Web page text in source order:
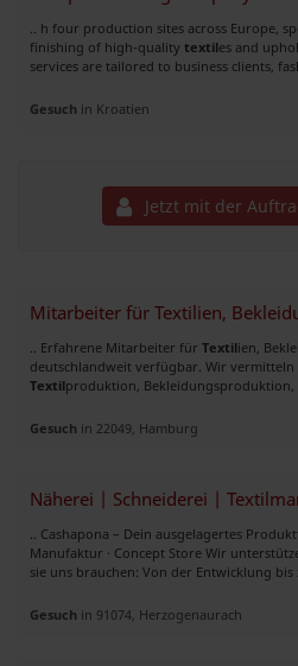
.. h four production sites across Europe,
finishing of high-quality textiles and
services are tailored to business clients,
Gesuch in Kroatien
Jetzt mit der
.. Erfahrene Mitarbeiter für Textilien,
deutschlandweit verfügbar. Wir
Textilproduktion, Bekleidungsproduktion,
Gesuch in 22049, Hamburg
.. Cashapona – Dein ausgelagertes
Manufaktur · Concept Store Wir
sie uns brauchen: Von der Entwicklung
Gesuch in 91074, Herzogenaurach